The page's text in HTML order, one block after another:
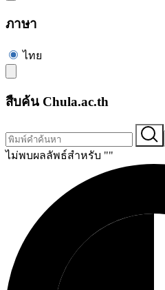
ภาษา
ไทย
สืบค้น Chula.ac.th
ไม่พบผลลัพธ์สำหรับ ""